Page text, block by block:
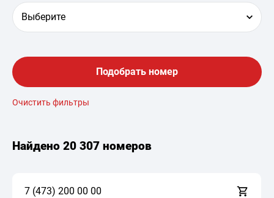
Выберите
Подобрать номер
Очистить фильтры
Найдено 20 307 номеров
7 (473) 200 00 00